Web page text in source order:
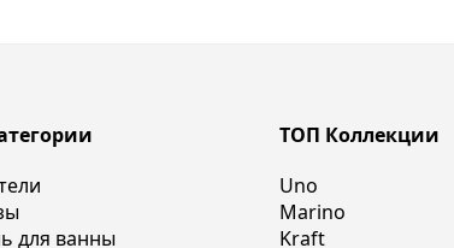
для ванны
ТОП Коллекции
Uno
Marino
Kraft